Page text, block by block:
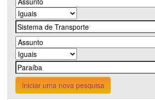
Iniciar uma nova pesquisa